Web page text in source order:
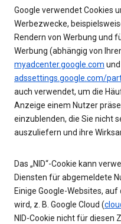
Google verwendet Cookies
Werbezwecke,
Rendern von Werbung und
Werbung (abhängig von
myadcenter.google.com und
adssettings.google.com/
auch verwendet, um die
Anzeige einem Nutzer
einzublenden, die Sie nicht
auszuliefern und ihre
Das „NID“-Cookie kann
Diensten für abgemeldete
Einige Google-Websites,
wird, z. B. Google Cloud (
NID-Cookie nicht für diesen